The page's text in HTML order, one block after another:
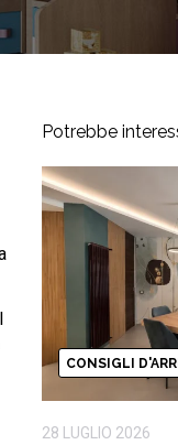
Potrebbe
CONSIGLI
28 LUGLIO 2026